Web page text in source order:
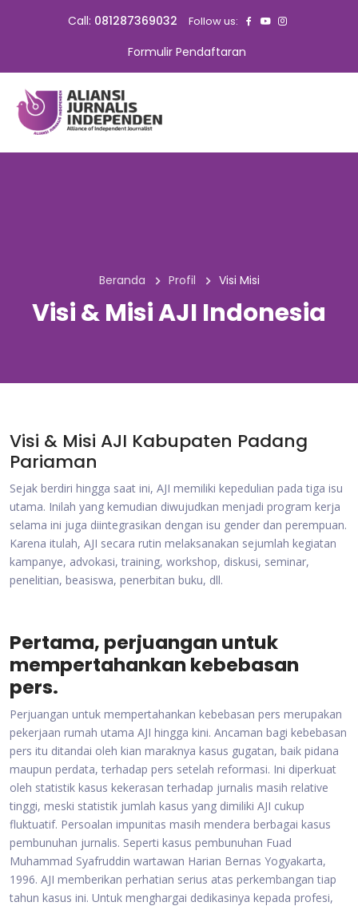
Call: 081287369032 Follow us:
Formulir Pendaftaran
Beranda Profil Visi Misi
Visi & Misi AJI Indonesia
Visi & Misi AJI Kabupaten Padang
Pariaman
Sejak berdiri hingga saat ini, AJI memiliki kepedulian pada tiga isu
utama. Inilah yang kemudian diwujudkan menjadi program kerja
selama ini juga diintegrasikan dengan isu gender dan perempuan.
Karena itulah, AJI secara rutin melaksanakan sejumlah kegiatan
kampanye, advokasi, training, workshop, diskusi, seminar,
penelitian, beasiswa, penerbitan buku, dll.
Pertama, perjuangan untuk
mempertahankan kebebasan
pers.
Perjuangan untuk mempertahankan kebebasan pers merupakan
pekerjaan rumah utama AJI hingga kini. Ancaman bagi kebebasan
pers itu ditandai oleh kian maraknya kasus gugatan, baik pidana
maupun perdata, terhadap pers setelah reformasi. Ini diperkuat
oleh statistik kasus kekerasan terhadap jurnalis masih relative
tinggi, meski statistik jumlah kasus yang dimiliki AJI cukup
fluktuatif. Persoalan impunitas masih mendera berbagai kasus
pembunuhan jurnalis. Seperti kasus pembunuhan Fuad
Muhammad Syafruddin wartawan Harian Bernas Yogyakarta,
1996. AJI memberikan perhatian serius atas perkembangan tiap
tahun kasus ini. Untuk menghargai dedikasinya kepada profesi,